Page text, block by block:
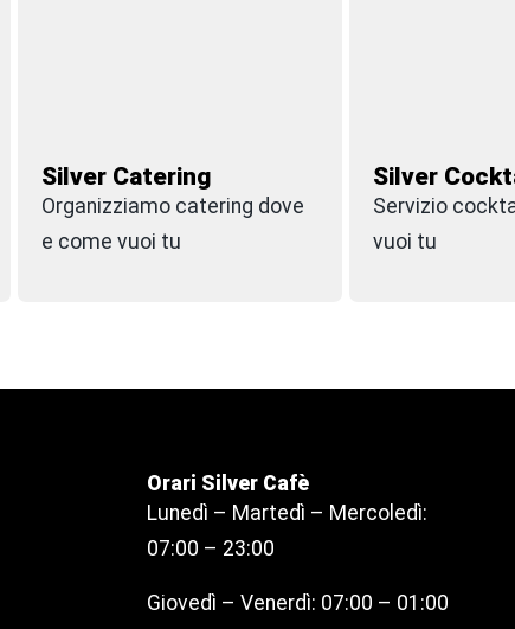
Silver Catering
Organizziamo catering dove
e come vuoi tu
Silver
Servizio
vuoi tu
Orari Silver Cafè
Lunedì – Martedì – Mercoledì:
07:00 – 23:00
Giovedì – Venerdì: 07:00 – 01:00